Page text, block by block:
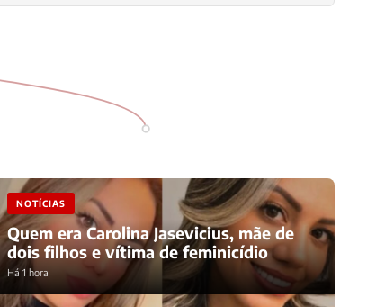
NOTÍCIAS
Quem era Carolina Jasevicius, mãe de
dois filhos e vítima de feminicídio
Há 1 hora